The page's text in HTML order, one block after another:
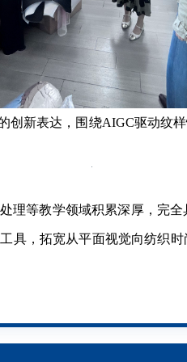
新表达，围绕AIGC驱动纹
等教学领域积累深厚，完全
具，拓宽从平面视觉向纺织